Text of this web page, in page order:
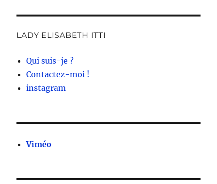
LADY ELISABETH ITTI
Qui suis-je ?
Contactez-moi !
instagram
Viméo